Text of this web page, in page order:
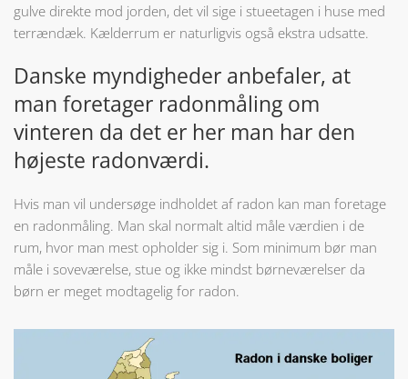
gulve direkte mod jorden, det vil sige i stueetagen i huse med
terrændæk. Kælderrum er naturligvis også ekstra udsatte.
Danske myndigheder anbefaler, at
man foretager radonmåling om
vinteren da det er her man har den
højeste radonværdi.
Hvis man vil undersøge indholdet af radon kan man foretage
en radonmåling. Man skal normalt altid måle værdien i de
rum, hvor man mest opholder sig i. Som minimum bør man
måle i soveværelse, stue og ikke mindst børneværelser da
børn er meget modtagelig for radon.